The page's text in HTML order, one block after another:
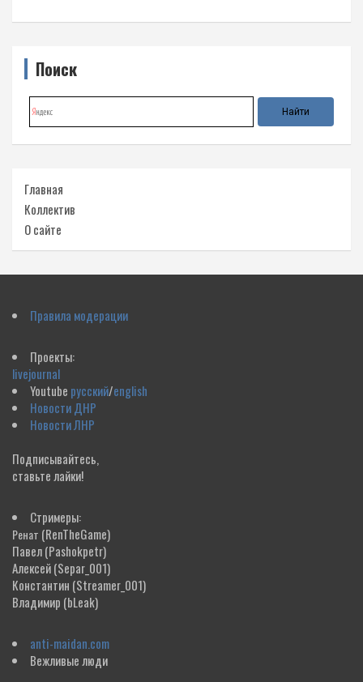
Поиск
Главная
Коллектив
О сайте
Правила модерации
Проекты:
livejournal
Youtube русский/english
Новости ДНР
Новости ЛНР
Подписывайтесь,
ставьте лайки!
Стримеры:
Ренат (RenTheGame)
Павел(Pashokpetr)
Алексей(Separ_001)
Константин (Streamer_001)
Владимир (bLeak)
anti-maidan.com
Вежливые люди